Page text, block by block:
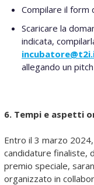
Compilare il form
Scaricare la
indicata,
allegando un
6. Tempi e aspetti
Entro il 3 marzo
candidature finaliste,
premio speciale,
organizzato in